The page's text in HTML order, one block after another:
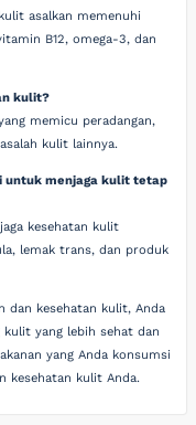
asalkan memenuhi
B12, omega-3, dan
kulit?
memicu peradangan,
kulit lainnya.
untuk menjaga kulit tetap
kesehatan kulit
lemak trans, dan produk
dan kesehatan kulit, Anda
yang lebih sehat dan
yang Anda konsumsi
kesehatan kulit Anda.